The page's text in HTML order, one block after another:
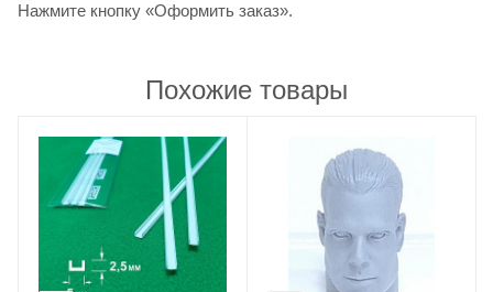
Нажмите кнопку «Оформить заказ».
Похожие товары